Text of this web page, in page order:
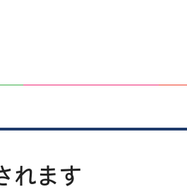
れます